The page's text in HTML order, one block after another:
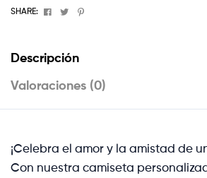
SHARE:
Facebook
TwitterPinterest
Descripción
Valoraciones (0)
¡Celebra el amor y la amistad de
Con nuestra camiseta